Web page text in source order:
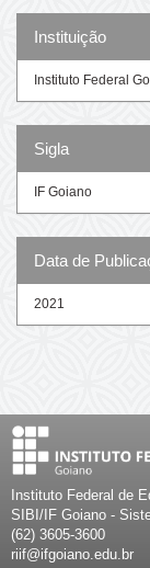
Instituição
Instituto Federal
Sigla
IF Goiano
Data de
2021
Instituto Federal de
SIBI/IF Goiano -
(62) 3605-3600
riif@ifgoiano.edu.br